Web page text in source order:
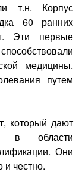
т.н. Корпус
60 ранних
Эти первые
медицины.
путем
который дают
в области
Они
и честно.